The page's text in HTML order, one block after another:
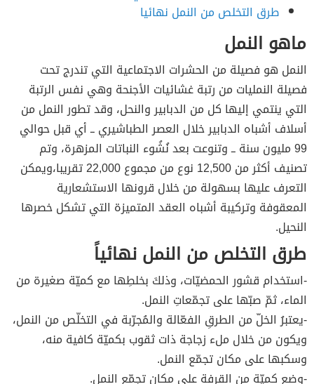
طرق التخلص من النمل نهائيا
ماهو النمل
النمل هو فصيلة من الحشرات الاجتماعية التي تندرج تحت
فصيلة النمليات من رتبة غشائيات الأجنحة وهي نفس الرتبة
التي ينتمي إليها كل من الدبابير والنحل، وقد تطور النمل من
أسلاف أشباه الدبابير خلال العصر الطباشيري ــ أي قبل حوالي
99 مليون سنة ــ وتنوعت بعد نُشُوء النباتات المزهرة، وتم
تصنيف أكثر من 12,500 نوع من مجموع 22,000 تقريبا،ويمكن
التعرف عليها بسهولة من خلال قرونها الاستشعارية
المعقوفة وتركيبة أشباه العقد المتميزة التي تشكل خصرها
النحيل.
طرق التخلص من النمل نهائياً
-استخدام قشور الحمضيّات، وذلكَ بخلطِها مع كميّة صغيرة من
الماء، ثمّ صبّها على تجمّعاتِ النمل.
-يعتبرُ الخلّ من الطرقِ الفعّالة والمُجرّبة في التخلّص من النمل،
ويكون من خلال ملء زجاجة ذات ثقوب بكميّة كافية منه،
وسكبها على مكان تجمّع النمل.
-وضع كميّة من القرفة على مكان تجمّع النمل.